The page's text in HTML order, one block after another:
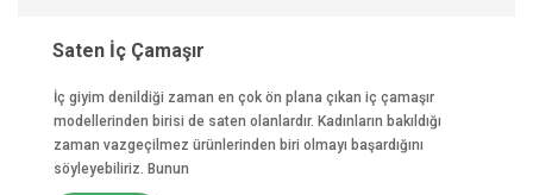
Saten İç Çamaşır
İç giyim denildiği zaman en çok ön plana çıkan iç çamaşır
modellerinden birisi de saten olanlardır. Kadınların bakıldığı
zaman vazgeçilmez ürünlerinden biri olmayı başardığını
söyleyebiliriz. Bunun